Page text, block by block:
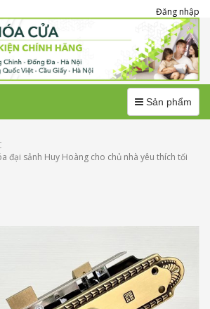
Đăng nhập
MenuSản phẩm
đại sảnh Huy Hoàng cho chủ nhà yêu thích tối